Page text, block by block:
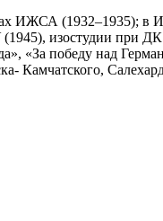
ИЖСА (1932–1935); в
изостудии при
«За победу над
Камчатского,